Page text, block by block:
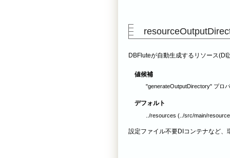
DBFluteが自動生成するリソース
値候補
"generateOutputDirectory" プロ
デフォルト
../resources (../src/main/
設定ファイル不要DIコンテナなど